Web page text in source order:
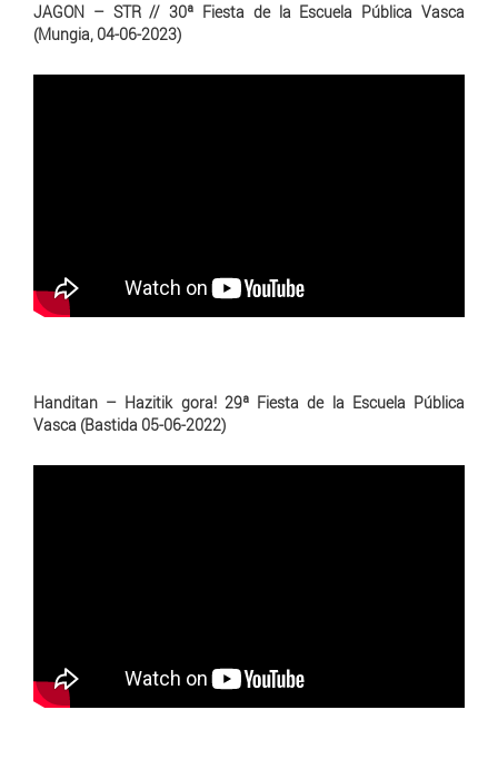
JAGON – STR // 30ª Fiesta de la Escuela Pública Vasca
(Mungia, 04-06-2023)
Handitan – Hazitik gora! 29ª Fiesta de la Escuela Pública
Vasca (Bastida 05-06-2022)